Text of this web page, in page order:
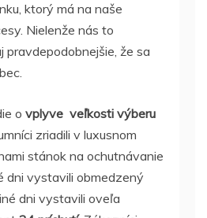
ktorý má na naše
Nielenže nás to
pravdepodobnejšie, že sa
o vplyve veľkosti výberu
zriadili v luxusnom
stánok na ochutnávanie
dni vystavili obmedzený
dni vystavili oveľa